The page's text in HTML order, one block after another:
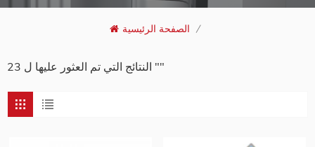
الصفحة الرئيسية /
23 النتائج التي تم العثور عليها ل ""